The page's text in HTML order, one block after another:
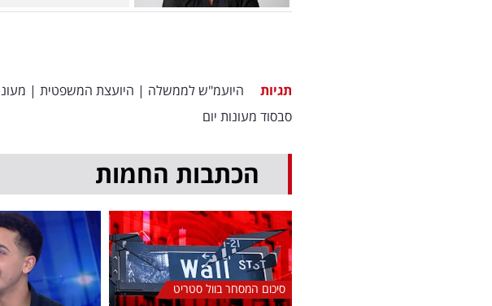
תגיות היועמ"ש לממשלה | היועצת המשפטית |
סבסוד מעונות יום
הכתבות החמות
סיכום המסחר בוול סטריט